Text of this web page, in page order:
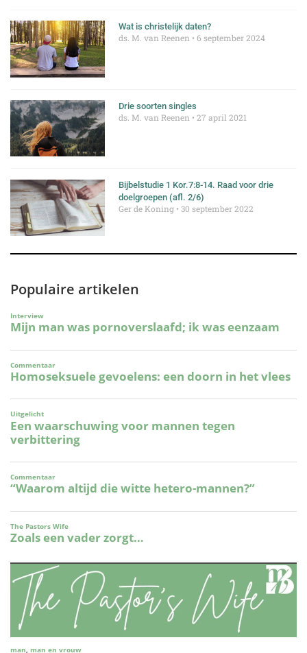
Wat is christelijk daten?
ds. M. van Reenen 6 september 2024
Drie soorten singles
ds. M. van Reenen 27 april 2021
Bijbelstudie 1 Kor.7:8-14. Raad voor drie
doelgroepen (afl. 2/6)
Ger de Koning 30 september 2022
Populaire artikelen